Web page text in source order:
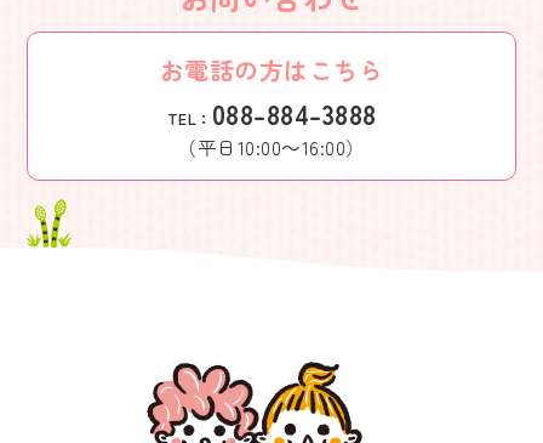
お電話の方はこちら
TEL： 088-884-3888
（平日10:00～16:00）